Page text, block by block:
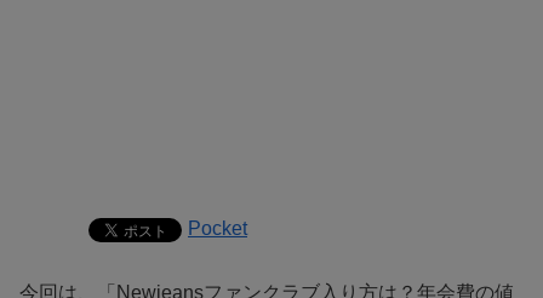
Pocket
今回は、「Newjeansファンクラブ入り方は？年会費の値